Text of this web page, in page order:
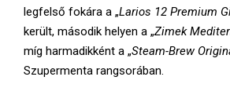
legfelső fokára a „Larios 12 Premium
került, második helyen a „Zimek
míg harmadikként a „Steam-Brew
Szupermenta rangsorában.